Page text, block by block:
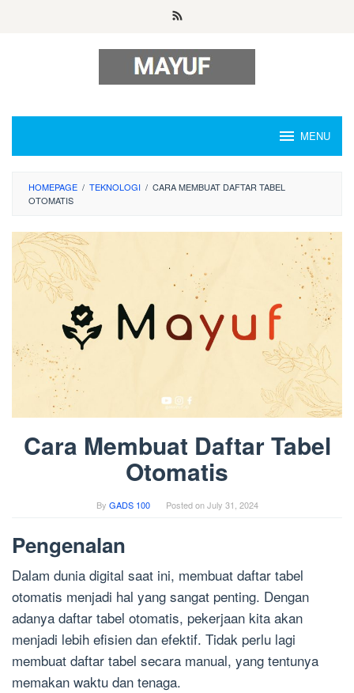
MENU
HOMEPAGE / TEKNOLOGI / CARA MEMBUAT DAFTAR TABEL
OTOMATIS
Cara Membuat Daftar Tabel
Otomatis
By GADS 100 Posted onJuly 31, 2024
Pengenalan
Dalam dunia digital saat ini, membuat daftar tabel
otomatis menjadi hal yang sangat penting. Dengan
adanya daftar tabel otomatis, pekerjaan kita akan
menjadi lebih efisien dan efektif. Tidak perlu lagi
membuat daftar tabel secara manual, yang tentunya
memakan waktu dan tenaga.